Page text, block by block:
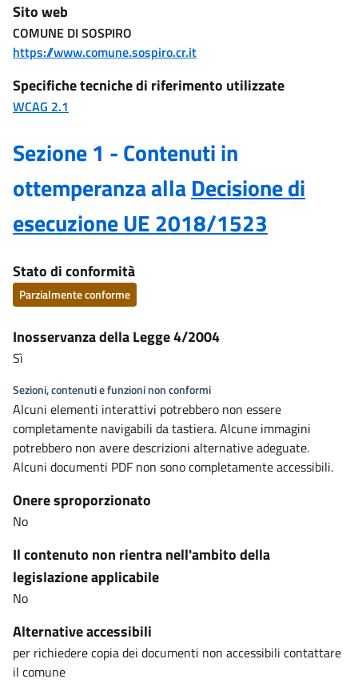
Sito web
COMUNE DI SOSPIRO
https://www.comune.sospiro.cr.it
Specifiche tecniche di riferimento utilizzate
WCAG 2.1
Sezione 1 - Contenuti in
ottemperanza allaDecisione di
esecuzione UE 2018/1523
Stato di conformità
Parzialmente conforme
Inosservanza della Legge 4/2004
Sì
Sezioni, contenuti e funzioni non conformi
Alcuni elementi interattivi potrebbero non essere
completamente navigabili da tastiera. Alcune immagini
potrebbero non avere descrizioni alternative adeguate.
Alcuni documenti PDF non sono completamente accessibili.
Onere sproporzionato
No
Il contenuto non rientra nell'ambito della
legislazione applicabile
No
Alternative accessibili
per richiedere copia dei documenti non accessibili contattare
il comune